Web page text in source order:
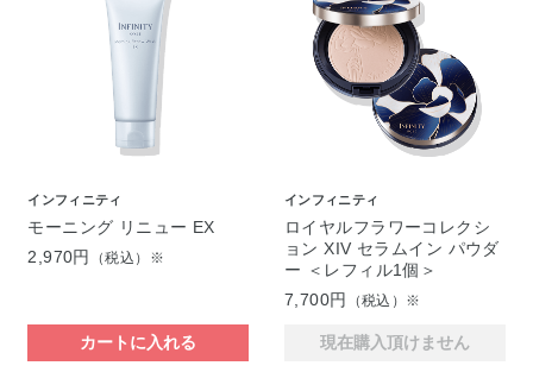
インフィニティ
モーニング リニュー EX
2,970円
（税込）※
カートに入れる
インフィニティ
ロイヤルフラワーコレクシ
ョン XIV セラムイン パウダ
ー ＜レフィル1個＞
7,700円
（税込）※
現在購入頂けません